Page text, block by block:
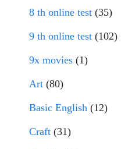
8 th online test (35)
9 th online test (102)
9x movies (1)
Art (80)
Basic English (12)
Craft (31)